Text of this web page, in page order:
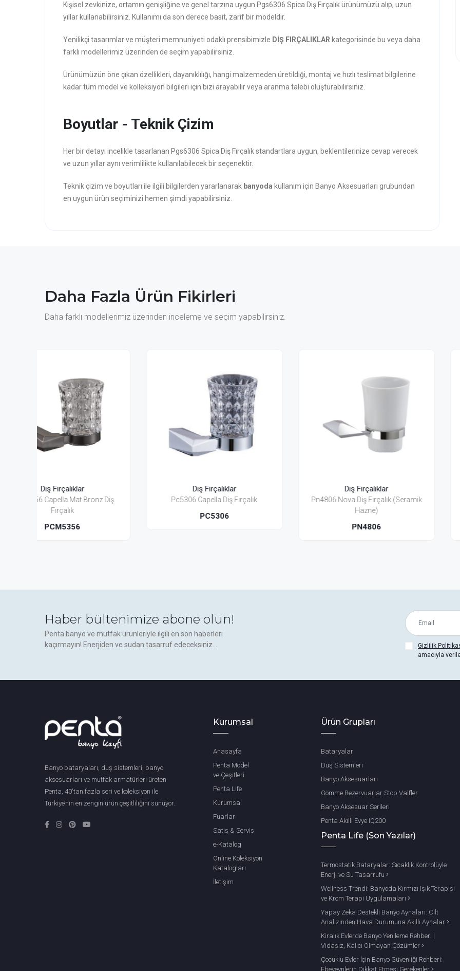
Kişisel zevkinize, ortamın genişliğine ve genel tarzına uygun Pgs6306 Spica Diş Fırçalık ürünümüzü alıp, uzun
yıllar kullanabilirsiniz. Kullanımı da son derece basit, zarif bir modeldir.
Yenilikçi tasarımlar ve müşteri memnuniyeti odaklı prensibimizle DİŞ FIRÇALIKLAR kategorisinde bu veya daha
farklı modellerimiz üzerinden de seçim yapabilirsiniz.
Ürünümüzün öne çıkan özellikleri, dayanıklılığı, hangi malzemeden üretildiği, montaj ve hızlı teslimat bilgilerine
kadar tüm model ve kolleksiyon bilgileri için bizi arayabilir veya aranma talebi oluşturabilirsiniz.
Boyutlar - Teknik Çizim
Her bir detayı incelikle tasarlanan Pgs6306 Spica Diş Fırçalık standartlara uygun, beklentilerinize cevap verecek
ve uzun yıllar aynı verimlilikte kullanılabilecek bir seçenektir.
Teknik çizim ve boyutları ile ilgili bilgilerden yararlanarak banyoda kullanım için Banyo Aksesuarları grubundan
en uygun ürün seçiminizi hemen şimdi yapabilirsiniz.
Daha Fazla Ürün Fikirleri
Daha farklı modellerimiz üzerinden inceleme ve seçim yapabilirsiniz.
Pc5306 Capella Diş Fırçalık
Pn4806 Nova Diş Fırçalık (Seramik
Pn4856 Nova Diş Fırçalık
Haber bültenimize abone olun!
Penta banyo ve mutfak ürünleriyle ilgili en son haberleri
kaçırmayın! Enerjiden ve sudan tasarruf edeceksiniz...
Gizlilik
amacıyla
Banyo bataryaları, duş sistemleri, banyo
aksesuarları ve mutfak armatürleri üreten
Penta, 40'tan fazla seri ve koleksiyon ile
Türkiye’nin en zengin ürün çeşitliliğini sunuyor.
Kurumsal
Anasayfa
Penta Model
ve Çeşitleri
Penta Life
Kurumsal
Fuarlar
Satış & Servis
e-Katalog
Online Koleksiyon
Katalogları
İletişim
Ürün Grupları
Bataryalar
Duş Sistemleri
Banyo Aksesuarları
Gömme Rezervuarlar Stop Valfler
Banyo Aksesuar Serileri
Penta Akıllı Evye IQ200
Penta Life (Son Yazılar)
Termostatik Bataryalar: Sıcaklık Kontrolüyle
Enerji ve Su Tasarrufu
Wellness Trendi: Banyoda Kırmızı Işık Terapisi
ve Krom Terapi Uygulamaları
Yapay Zeka Destekli Banyo Aynaları: Cilt
Analizinden Hava Durumuna Akıllı Aynalar
Kiralık Evlerde Banyo Yenileme Rehberi |
Vidasız, Kalıcı Olmayan Çözümler
Çocuklu Evler İçin Banyo Güvenliği Rehberi:
Ebeveynlerin Dikkat Etmesi Gerekenler